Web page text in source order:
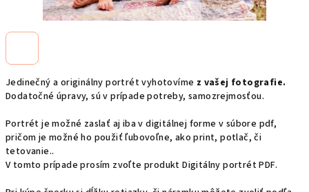
Jedinečný a originálny portrét vyhotovíme z vašej fotografie.
Dodatočné úpravy, sú v prípade potreby, samozrejmosťou.
Portrét je možné zaslať aj iba v digitálnej forme v súbore pdf,
pričom je možné ho použiť ľubovoľne, ako print, potlač, či
tetovanie..
V tomto prípade prosím zvoľte produkt Digitálny portrét PDF.